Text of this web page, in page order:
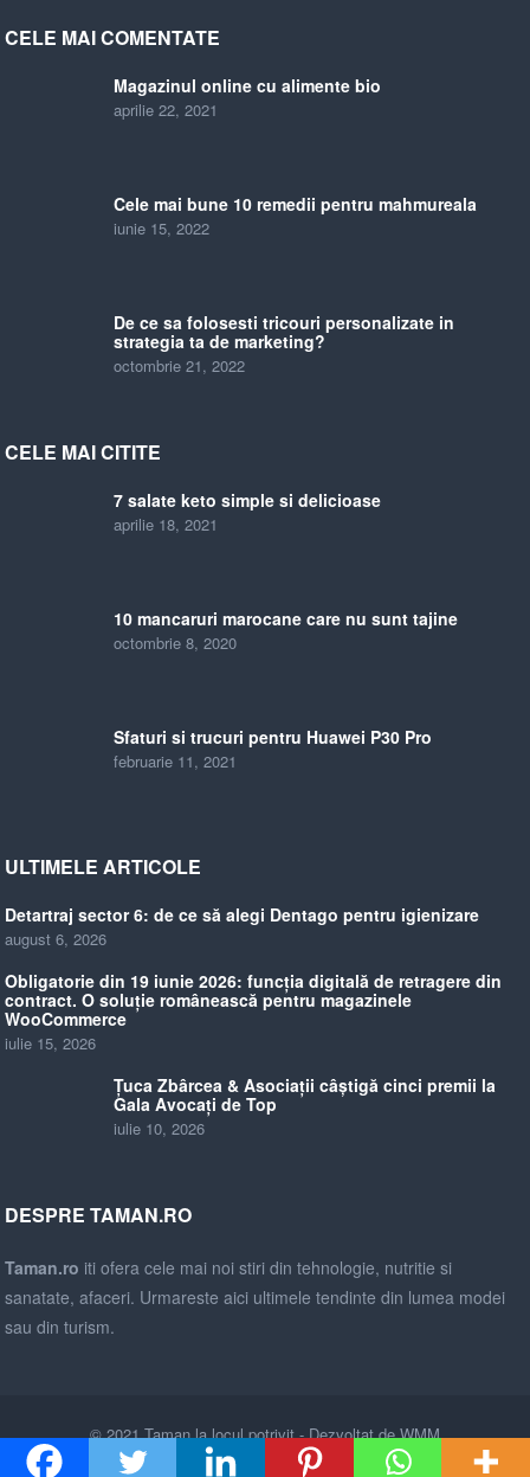
CELE MAI COMENTATE
Magazinul online cu alimente bio
aprilie 22, 2021
Cele mai bune 10 remedii pentru mahmureala
iunie 15, 2022
De ce sa folosesti tricouri personalizate in
strategia ta de marketing?
octombrie 21, 2022
CELE MAI CITITE
7 salate keto simple si delicioase
aprilie 18, 2021
10 mancaruri marocane care nu sunt tajine
octombrie 8, 2020
Sfaturi si trucuri pentru Huawei P30 Pro
februarie 11, 2021
ULTIMELE ARTICOLE
Detartraj sector 6: de ce să alegi Dentago pentru igienizare
august 6, 2026
Obligatorie din 19 iunie 2026: funcția digitală de retragere din
contract. O soluție românească pentru magazinele
WooCommerce
iulie 15, 2026
Țuca Zbârcea & Asociații câștigă cinci premii la
Gala Avocați de Top
iulie 10, 2026
DESPRE TAMAN.RO
Taman.ro iti ofera cele mai noi stiri din tehnologie, nutritie si
sanatate, afaceri. Urmareste aici ultimele tendinte din lumea modei
sau din turism.
© 2021Taman la locul potrivit- Dezvoltat deWMM